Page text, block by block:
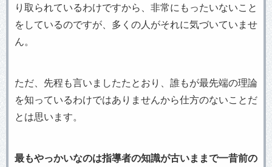
り取られているわけですから、非常にもったいないこと
をしているのですが、多くの人がそれに気づいていませ
ん。
ただ、先程も言いましたたとおり、誰もが最先端の理論
を知っているわけではありませんから仕方のないことだ
とは思います。
最もやっかいなのは指導者の知識が古いままで一昔前の